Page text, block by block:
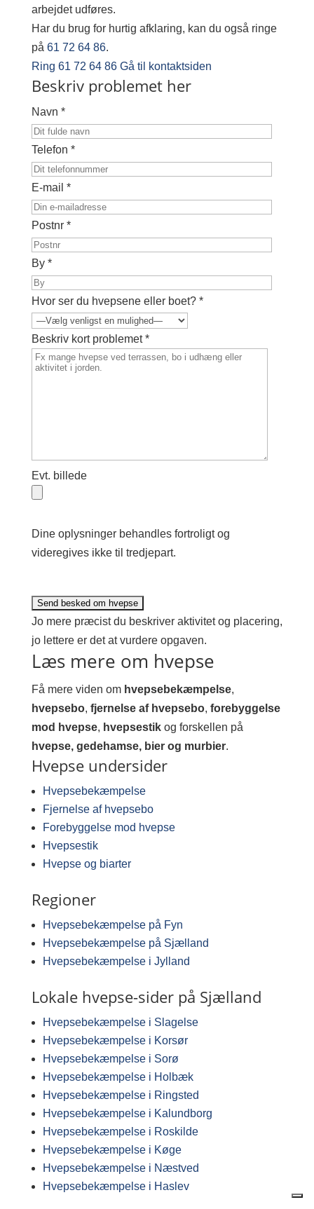
arbejdet udføres.
Har du brug for hurtig afklaring, kan du også ringe
på 61 72 64 86.
Ring 61 72 64 86 Gå til kontaktsiden
Beskriv problemet her
Navn *
Telefon *
E-mail *
Postnr *
By *
Hvor ser du hvepsene eller boet? *
Beskriv kort problemet *
Evt. billede
Dine oplysninger behandles fortroligt og
videregives ikke til tredjepart.
Jo mere præcist du beskriver aktivitet og placering,
jo lettere er det at vurdere opgaven.
Læs mere om hvepse
Få mere viden om hvepsebekæmpelse,
hvepsebo, fjernelse af hvepsebo, forebyggelse
mod hvepse, hvepsestikog forskellen på
hvepse, gedehamse, bier og murbier.
Hvepse undersider
Hvepsebekæmpelse
Fjernelse af hvepsebo
Forebyggelse mod hvepse
Hvepsestik
Hvepse og biarter
Regioner
Hvepsebekæmpelse på Fyn
Hvepsebekæmpelse på Sjælland
Hvepsebekæmpelse i Jylland
Lokale hvepse-sider på Sjælland
Hvepsebekæmpelse i Slagelse
Hvepsebekæmpelse i Korsør
Hvepsebekæmpelse i Sorø
Hvepsebekæmpelse i Holbæk
Hvepsebekæmpelse i Ringsted
Hvepsebekæmpelse i Kalundborg
Hvepsebekæmpelse i Roskilde
Hvepsebekæmpelse i Køge
Hvepsebekæmpelse i Næstved
Hvepsebekæmpelse i Haslev